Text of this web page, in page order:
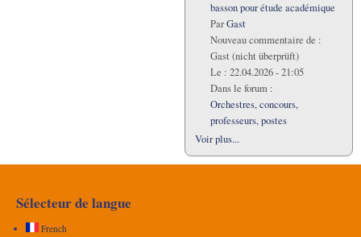
basson pour étude académique
ParGast
Nouveau commentaire de :
Gast (nicht überprüft)
Le : 22.04.2026 - 21:05
Dans le forum :
Orchestres, concours,
professeurs, postes
Voir plus...
Sélecteur de langue
French